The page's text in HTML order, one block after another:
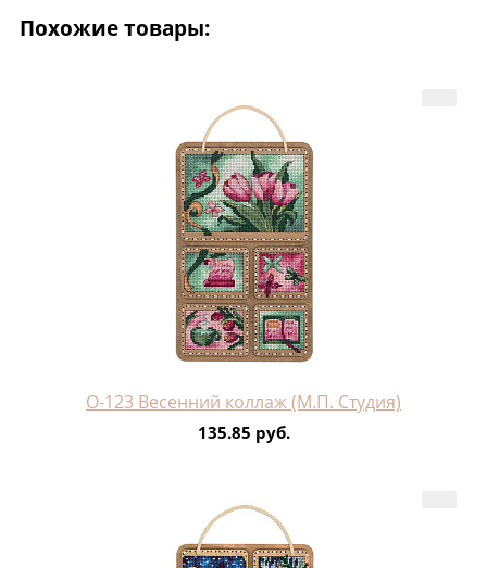
Похожие товары:
О-123 Весенний коллаж (М.П. Студия)
135.85 руб.